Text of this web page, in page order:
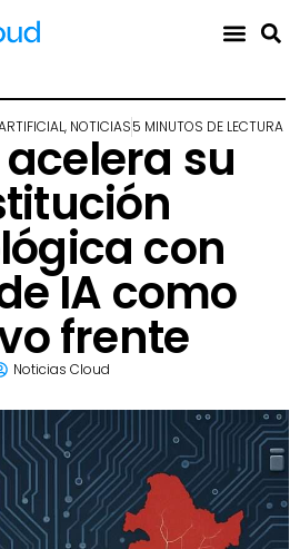
, NOTICIAS5 MINUTOS DE LECTURA
su
con
IA como
frente
Noticias Cloud